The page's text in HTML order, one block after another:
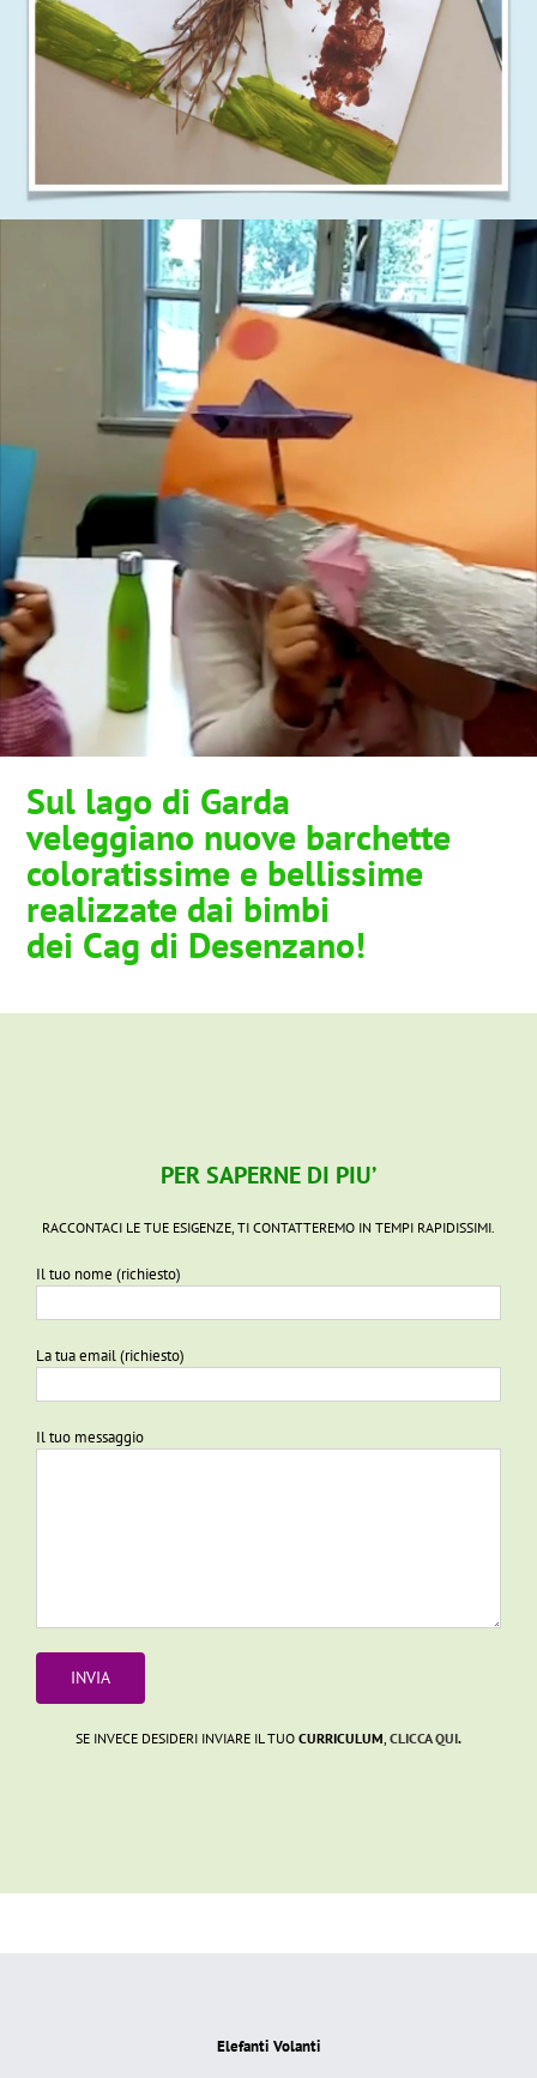
Sul lago di Garda
veleggiano nuove barchette
coloratissime e bellissime
realizzate dai bimbi
dei Cag di Desenzano!
PER SAPERNE DI PIU’
RACCONTACI LE TUE ESIGENZE, TI CONTATTEREMO IN TEMPI RAPIDISSIMI.
Il tuo nome (richiesto)
La tua email (richiesto)
Il tuo messaggio
SE INVECE DESIDERI INVIARE IL TUO CURRICULUM, CLICCA QUI.
Elefanti Volanti